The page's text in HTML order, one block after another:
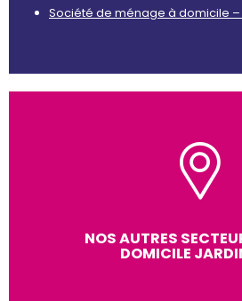
Société de ménage à domicile
NOS AUTRES
DOMICILE